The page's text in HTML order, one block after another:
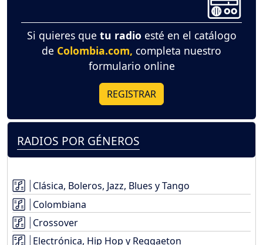
Si quieres que tu radio esté en el catálogo
de Colombia.com, completa nuestro
formulario online
REGISTRAR
RADIOS POR GÉNEROS
Clásica, Boleros, Jazz, Blues y Tango
Colombiana
Crossover
Electrónica, Hip Hop y Reggaeton